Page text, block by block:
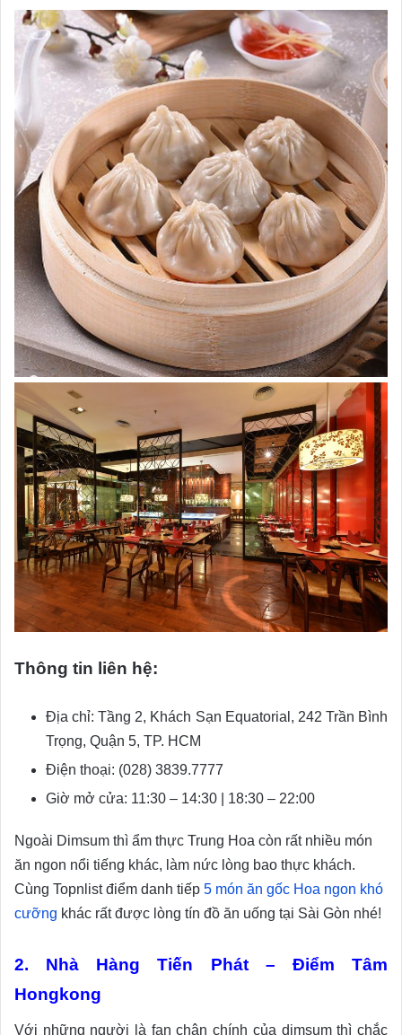
Thông tin liên hệ:
Địa chỉ: Tầng 2, Khách Sạn Equatorial, 242 Trần Bình
Trọng, Quận 5, TP. HCM
Điện thoại: (028) 3839.7777
Giờ mở cửa: 11:30 – 14:30 | 18:30 – 22:00
Ngoài Dimsum thì ẩm thực Trung Hoa còn rất nhiều món
ăn ngon nổi tiếng khác, làm nức lòng bao thực khách.
Cùng Topnlist điểm danh tiếp 5 món ăn gốc Hoa ngon khó
cưỡng khác rất được lòng tín đồ ăn uống tại Sài Gòn nhé!
2. Nhà Hàng Tiến Phát – Điểm Tâm
Hongkong
Với những người là fan chân chính của dimsum thì chắc